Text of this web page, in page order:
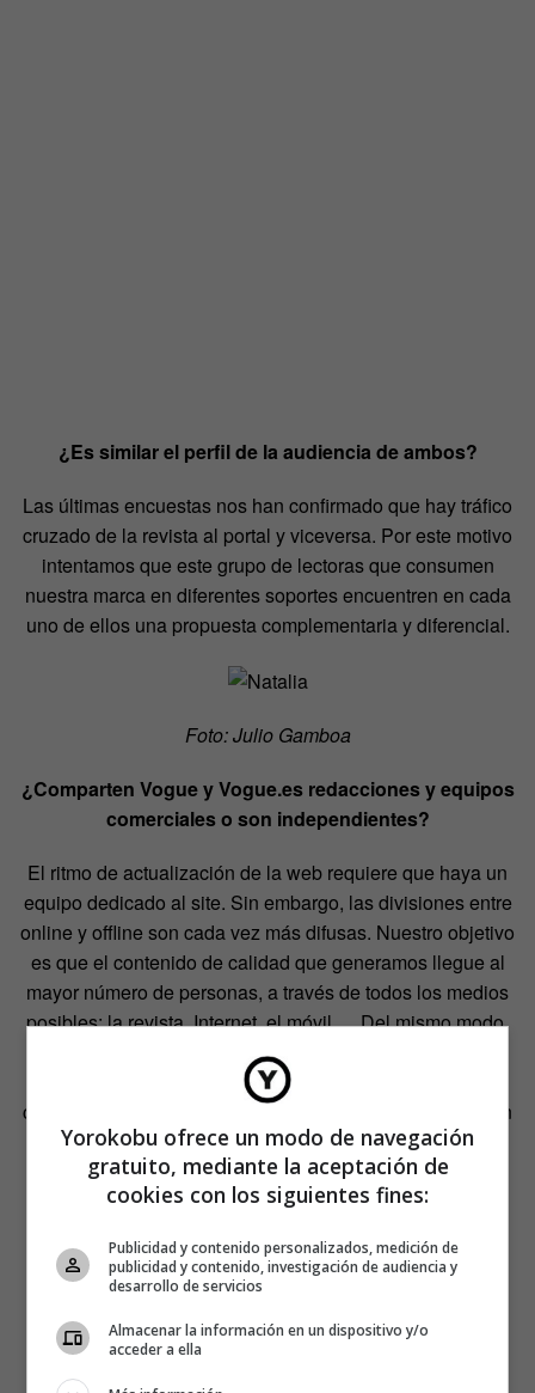
¿Es similar el perfil de la audiencia de ambos?
Las últimas encuestas nos han confirmado que hay tráfico
cruzado de la revista al portal y viceversa. Por este motivo
intentamos que este grupo de lectoras que consumen
nuestra marca en diferentes soportes encuentren en cada
uno de ellos una propuesta complementaria y diferencial.
Foto: Julio Gamboa
¿Comparten Vogue y Vogue.es redacciones y equipos
comerciales o son independientes?
El ritmo de actualización de la web requiere que haya un
equipo dedicado al site. Sin embargo, las divisiones entre
online y offline son cada vez más difusas. Nuestro objetivo
es que el contenido de calidad que generamos llegue al
mayor número de personas, a través de todos los medios
posibles: la revista, Internet, el móvil… Del mismo modo,
consideramos que la posibilidad de ofrecer a nuestros
anunciantes acciones ‘cross media’ es una ventaja
competitiva que debemos aprovechar. Somos expertos en
crear soluciones publicitarias a medida,
independientemente del medio.
Yorokobu ofrece un modo de navegación
gratuito, mediante la aceptación de
cookies con los siguientes fines:
Publicidad y contenido personalizados, medición de
publicidad y contenido, investigación de audiencia y
desarrollo de servicios
Almacenar la información en un dispositivo y/o
acceder a ella